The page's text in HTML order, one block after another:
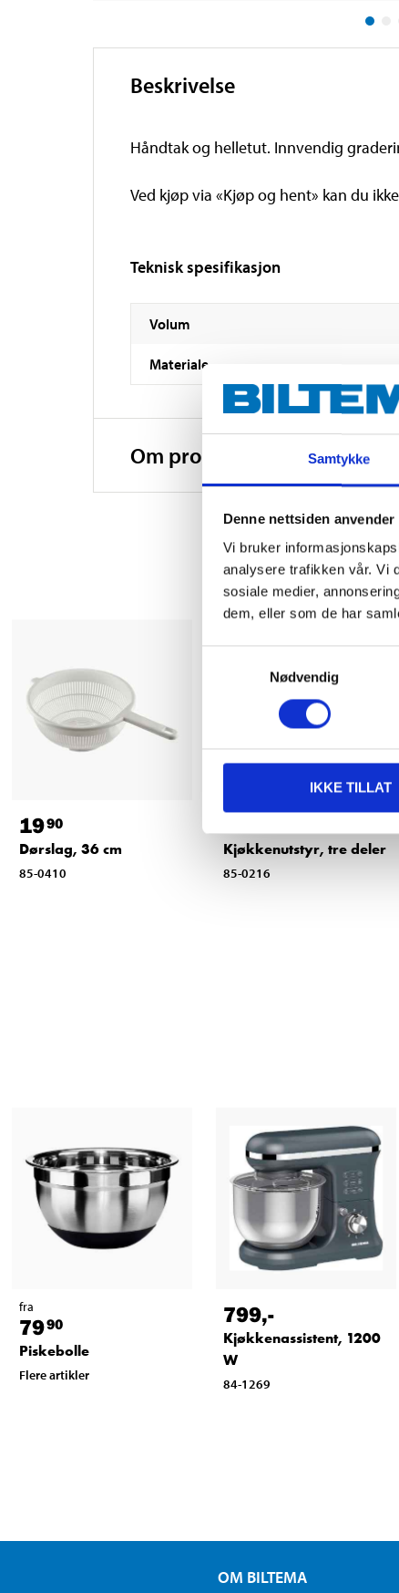
Samtykke
Denne nettsiden
Vi bruker
analysere trafikken vår. Vi
sosiale medier,
dem, eller som de har
Nødvendig
IKKE TILLAT
Beskrivelse
Håndtak og helletut. Innvendig
Ved kjøp via «Kjøp og hent» kan du
Teknisk spesifikasjon
Volum
Materiale
Om produsenten
1990
Dørslag, 36 cm
85-0410
Kjøkkenutstyr, tre deler
85-0216
fra
7990
Piskebolle
Flere artikler
799,-
Kjøkkenassistent, 1200
W
84-1269
OM BILTEMA